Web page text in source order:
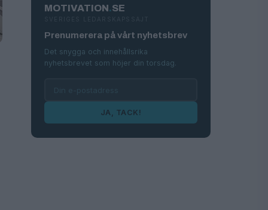
MOTIVATION.SE
SVERIGES LEDARSKAPSSAJT
Prenumerera på vårt nyhetsbrev
Det snygga och innehållsrika
nyhetsbrevet som höjer din torsdag.
JA, TACK!